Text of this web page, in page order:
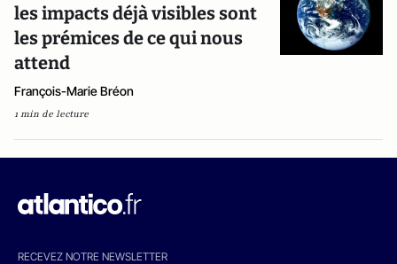
les impacts déjà visibles sont
les prémices de ce qui nous
attend
François-Marie Bréon
1 min de lecture
RECEVEZ NOTRE NEWSLETTER